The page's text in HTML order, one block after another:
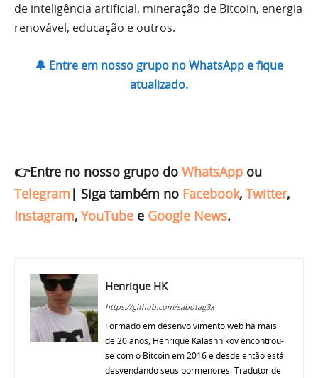
de inteligência artificial, mineração de Bitcoin, energia
renovável, educação e outros.
🔔 Entre em nosso grupo no WhatsApp e fique
atualizado.
👉Entre no nosso grupo do WhatsApp ou
Telegram | Siga também no Facebook, Twitter,
Instagram, YouTube e Google News.
Henrique HK
https://github.com/sabotag3x
Formado em desenvolvimento web há mais
de 20 anos, Henrique Kalashnikov encontrou-
se com o Bitcoin em 2016 e desde então está
desvendando seus pormenores. Tradutor de